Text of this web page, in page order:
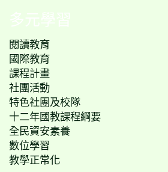
多元學習
閱讀教育
國際教育
課程計畫
社團活動
特色社團及校隊
十二年國教課程綱要
全民資安素養
數位學習
教學正常化